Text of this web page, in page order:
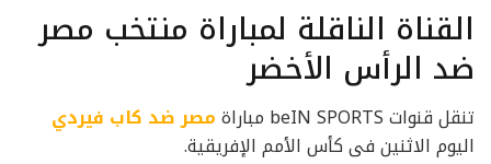
القناة الناقلة لمباراة منتخب مصر
ضد الرأس الأخضر
تنقل قنوات beIN SPORTS مباراة
مصر ضد كاب فيردي
اليوم الاثنين فى كأس الأمم الإفريقية.